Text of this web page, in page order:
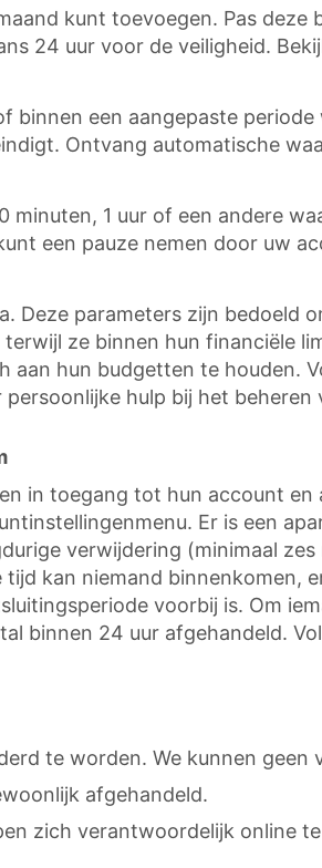
kunt toevoegen. Pas deze
24 uur voor de veiligheid.
binnen een aangepaste
Ontvang automatische
minuten, 1 uur of een andere
een pauze nemen door uw
Deze parameters zijn bedoeld
ze binnen hun financiële
aan hun budgetten te houden.
hulp bij het beheren
in toegang tot hun account en
Er is een
verwijdering (minimaal zes
kan niemand binnenkomen,
voorbij is. Om
binnen 24 uur afgehandeld.
te worden. We kunnen geen
afgehandeld.
zich verantwoordelijk online